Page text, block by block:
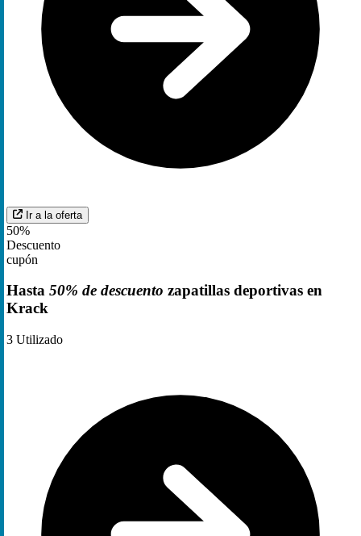
Ir a la oferta
50%
Descuento
cupón
Hasta 50% de descuento zapatillas deportivas en
Krack
3 Utilizado